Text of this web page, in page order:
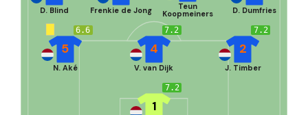
7.2
1
6.6
5
N. Aké
7.2
4
V. van Dijk
7.2
2
J. Timber
D. Blind Frenkie de Jong Teun
Koopmeiners D. Dumfries